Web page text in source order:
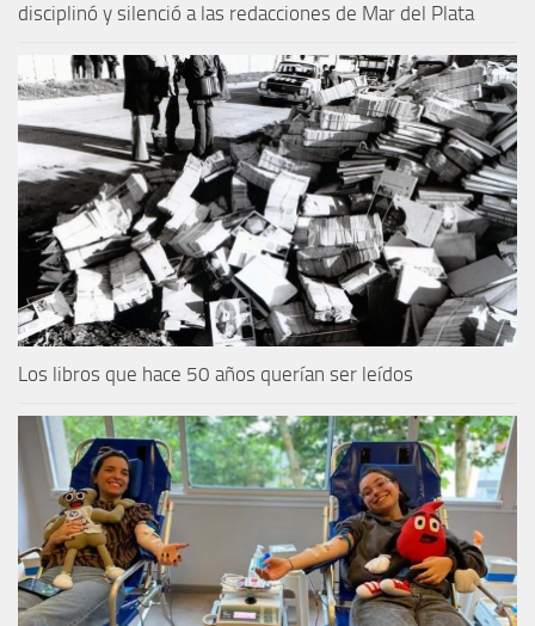
disciplinó y silenció a las redacciones de Mar del Plata
Los libros que hace 50 años querían ser leídos